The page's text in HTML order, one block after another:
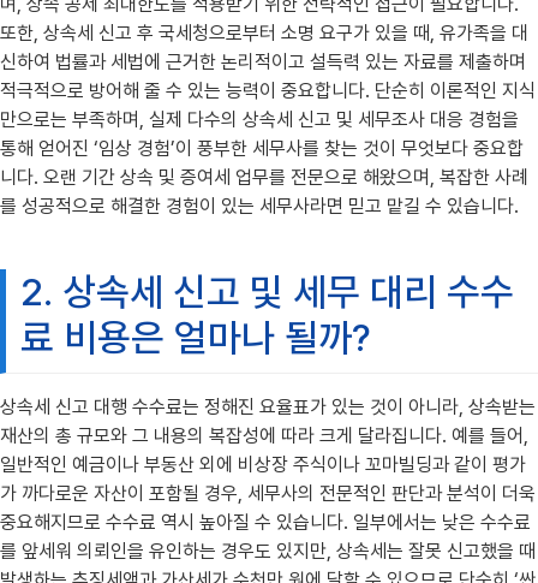
또한, 상속세 신고 후 국세청으로부터 소명 요구가 있을 때, 유가족을 대
신하여 법률과 세법에 근거한 논리적이고 설득력 있는 자료를 제출하며
적극적으로 방어해 줄 수 있는 능력이 중요합니다. 단순히 이론적인 지식
만으로는 부족하며, 실제 다수의 상속세 신고 및 세무조사 대응 경험을
통해 얻어진 ‘임상 경험’이 풍부한 세무사를 찾는 것이 무엇보다 중요합
니다. 오랜 기간 상속 및 증여세 업무를 전문으로 해왔으며, 복잡한 사례
를 성공적으로 해결한 경험이 있는 세무사라면 믿고 맡길 수 있습니다.
2. 상속세 신고 및 세무 대리 수수
료 비용은 얼마나 될까?
상속세 신고 대행 수수료는 정해진 요율표가 있는 것이 아니라, 상속받는
재산의 총 규모와 그 내용의 복잡성에 따라 크게 달라집니다. 예를 들어,
일반적인 예금이나 부동산 외에 비상장 주식이나 꼬마빌딩과 같이 평가
가 까다로운 자산이 포함될 경우, 세무사의 전문적인 판단과 분석이 더욱
중요해지므로 수수료 역시 높아질 수 있습니다. 일부에서는 낮은 수수료
를 앞세워 의뢰인을 유인하는 경우도 있지만, 상속세는 잘못 신고했을 때